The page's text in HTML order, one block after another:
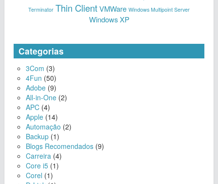
Terminator Thin ClientVMWare Windows Multipoint Server
Windows XP
Categorias
3Com (3)
4Fun (50)
Adobe (9)
All-in-One (2)
APC (4)
Apple (14)
Automação (2)
Backup (1)
Blogs Recomendados (9)
Carreira (4)
Core i5 (1)
Corel (1)